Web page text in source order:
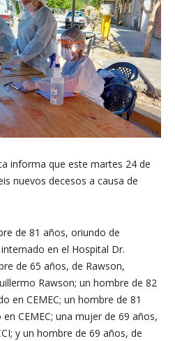
informa que este martes 24 de
nuevos decesos a causa de
de 81 años, oriundo de
en el Hospital Dr.
de 65 años, de Rawson,
Rawson; un hombre de 82
en CEMEC; un hombre de 81
CEMEC; una mujer de 69 años,
y un hombre de 69 años, de